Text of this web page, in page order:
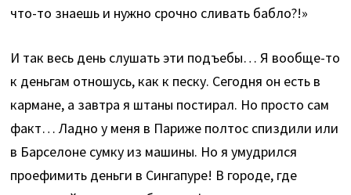
что-то знаешь и нужно срочно сливать бабло?!»
И так весь день слушать эти подъебы… Я вообще-то
к деньгам отношусь, как к песку. Сегодня он есть в
кармане, а завтра я штаны постирал. Но просто сам
факт… Ладно у меня в Париже полтос спиздили или
в Барселоне сумку из машины. Но я умудрился
проефимить деньги в Сингапуре! В городе, где